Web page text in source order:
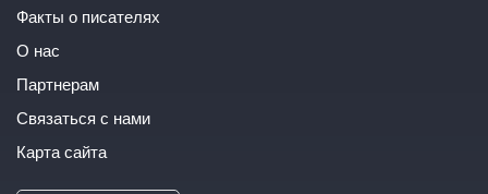
Факты о писателях
О нас
Партнерам
Связаться с нами
Карта сайта